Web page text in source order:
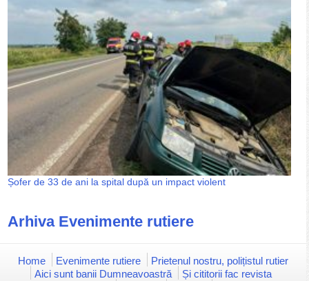
Șofer de 33 de ani la spital după un impact violent
Arhiva Evenimente rutiere
Home Evenimente rutiere
Prietenul nostru, polițistul rutier
Aici sunt banii Dumneavoastră
Și cititorii fac revista